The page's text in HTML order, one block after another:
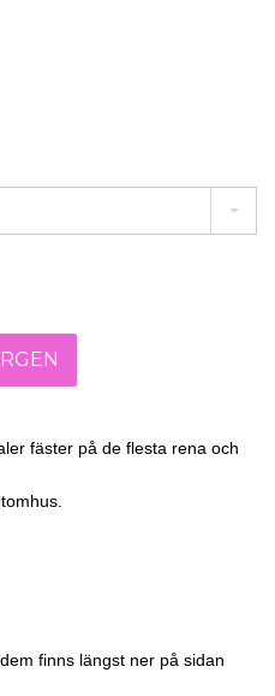
fäster på de flesta rena och
finns längst ner på sidan